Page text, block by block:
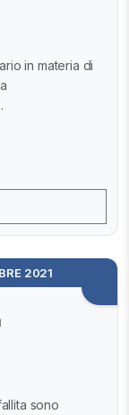
in materia di
2021
sono